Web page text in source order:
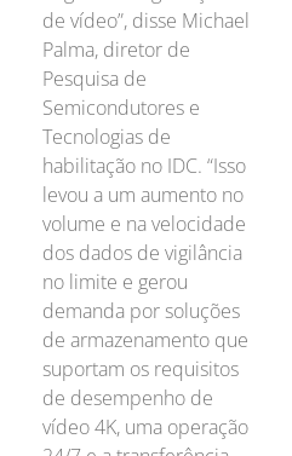
de vídeo”, disse Michael
Palma, diretor de
Pesquisa de
Semicondutores e
Tecnologias de
habilitação no IDC. “Isso
levou a um aumento no
volume e na velocidade
dos dados de vigilância
no limite e gerou
demanda por soluções
de armazenamento que
suportam os requisitos
de desempenho de
vídeo 4K, uma operação